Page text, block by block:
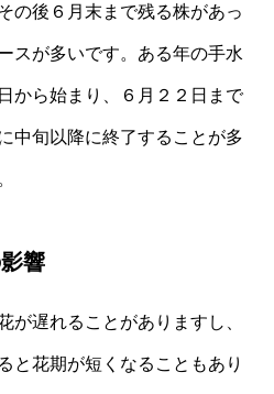
の後６月末まで残る株があっ
スが多いです。ある年の手水
から始まり、６月２２日まで
中旬以降に終了することが多
響
が遅れることがありますし、
と花期が短くなることもあり